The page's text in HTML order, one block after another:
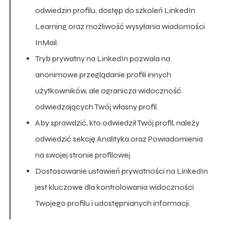
odwiedzin profilu, dostęp do szkoleń LinkedIn
Learning oraz możliwość wysyłania wiadomości
InMail.
Tryb prywatny na LinkedIn pozwala na
anonimowe przeglądanie profili innych
użytkowników, ale ogranicza widoczność
odwiedzających Twój własny profil.
Aby sprawdzić, kto odwiedził Twój profil, należy
odwiedzić sekcję Analityka oraz Powiadomienia
na swojej stronie profilowej.
Dostosowanie ustawień prywatności na LinkedIn
jest kluczowe dla kontrolowania widoczności
Twojego profilu i udostępnianych informacji.